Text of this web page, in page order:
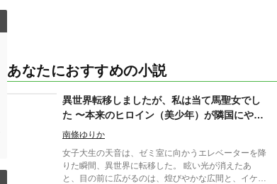
あなたにおすすめの小説
異世界転移しましたが、私は当て馬聖女でし
た 〜本来のヒロイン（美少年）が隣国にやっ
てきたので、物理で更地を作ります〜
南條ゆりか
女子大生の天音は、ゼミ室に向かうエレベーターを降
りた瞬間、異世界に転移した。 眩い光が消えたあ
と、目の前に広がるのは、煌びやかな広間と、イケメ